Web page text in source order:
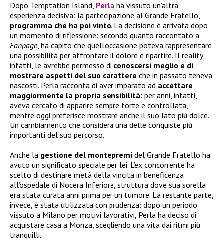
Dopo Temptation Island, Perla ha vissuto un’altra
esperienza decisiva: la partecipazione al Grande Fratello,
programma che ha poi vinto. La decisione è arrivata dopo
un momento di riflessione: secondo quanto raccontato a
Fanpage, ha capito che quell’occasione poteva rappresentare
una possibilità per affrontare il dolore e ripartire. Il reality,
infatti, le avrebbe permesso di conoscersi meglio e di
mostrare aspetti del suo carattere che in passato teneva
nascosti. Perla racconta di aver imparato ad accettare
maggiormente la propria sensibilità: per anni, infatti,
aveva cercato di apparire sempre forte e controllata,
mentre oggi preferisce mostrare anche il suo lato più dolce.
Un cambiamento che considera una delle conquiste più
importanti del suo percorso.
Anche la gestione del montepremi del Grande Fratello ha
avuto un significato speciale per lei. L’ex concorrente ha
scelto di destinare metà della vincita in beneficenza
all’ospedale di Nocera Inferiore, struttura dove sua sorella
era stata curata anni prima per un tumore. La restante parte,
invece, è stata utilizzata con prudenza: dopo un periodo
vissuto a Milano per motivi lavorativi, Perla ha deciso di
acquistare casa a Monza, scegliendo una vita dai ritmi più
tranquilli.